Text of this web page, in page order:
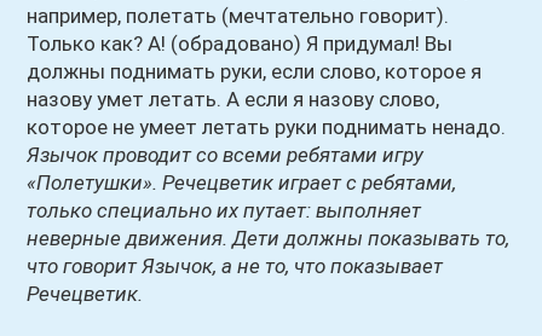
например, полетать (мечтательно говорит).
Только как? А! (обрадовано) Я придумал! Вы
должны поднимать руки, если слово, которое я
назову умет летать. А если я назову слово,
которое не умеет летать руки поднимать ненадо.
Язычок проводит со всеми ребятами игру
«Полетушки». Речецветик играет с ребятами,
только специально их путает: выполняет
неверные движения. Дети должны показывать то,
что говорит Язычок, а не то, что показывает
Речецветик.